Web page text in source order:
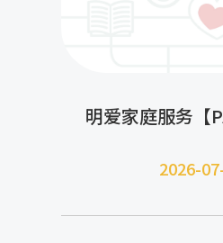
明爱家庭服务【
2026-